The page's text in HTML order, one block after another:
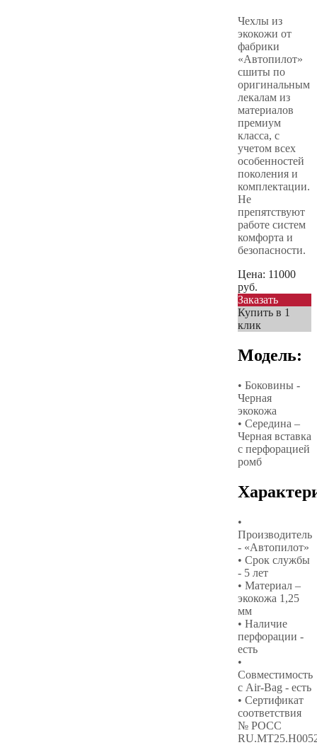
Чехлы из
экокожи от
фабрики
«Автопилот»
сшиты по
оригинальным
лекалам из
материалов
премиум
класса, с
учетом всех
особенностей
поколения и
комплектации.
Не
препятствуют
работе систем
комфорта и
безопасности.
Цена: 11000
руб.
Заказать
Купить в 1
клик
Модель:
• Боковины -
Черная
экокожа
• Середина –
Черная вставка
с перфорацией
ромб
•
Производитель
- «Автопилот»
• Срок службы
- 5 лет
• Материал –
экокожа 1,25
мм
• Наличие
перфорации -
есть
•
Совместимость
с Air-Bag - есть
• Сертификат
соответствия
№ РОСС